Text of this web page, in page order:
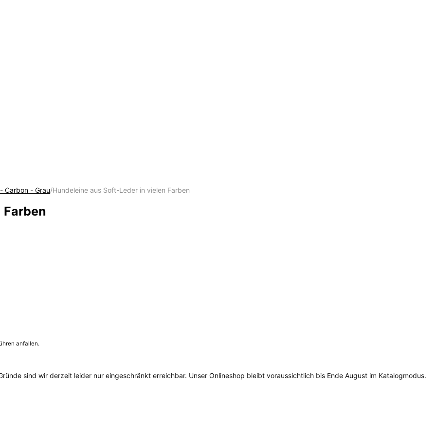
Carbon - Grau/Hundeleine aus Soft-Leder in vielen Farben
anfallen.
sind wir derzeit leider nur eingeschränkt erreichbar. Unser Onlineshop bleibt voraussichtlich bis Ende August im Katalogmodus.